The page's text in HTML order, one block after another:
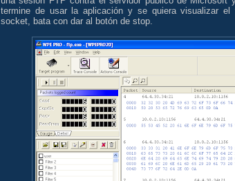
termine de usar la aplicación y se quiera visualizar el
socket, bata con dar al botón de stop.